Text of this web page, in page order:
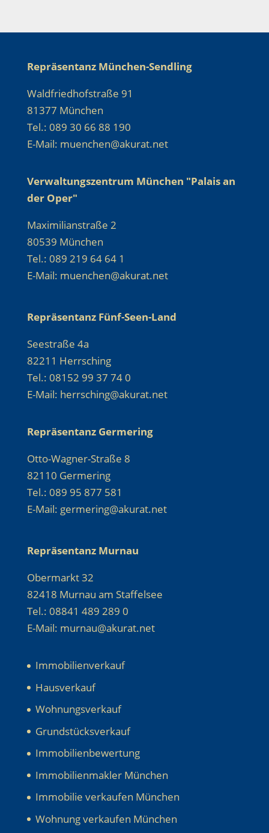
Repräsentanz München-Sendling
Waldfriedhofstraße 91
81377 München
Tel.: 089 30 66 88 190
E-Mail: muenchen@akurat.net
Verwaltungszentrum München "Palais an
der Oper"
Maximilianstraße 2
80539 München
Tel.: 089 219 64 64 1
E-Mail: muenchen@akurat.net
Repräsentanz Fünf-Seen-Land
Seestraße 4a
82211 Herrsching
Tel.: 08152 99 37 74 0
E-Mail: herrsching@akurat.net
Repräsentanz Germering
Otto-Wagner-Straße 8
82110 Germering
Tel.: 089 95 877 581
E-Mail: germering@akurat.net
Repräsentanz Murnau
Obermarkt 32
82418 Murnau am Staffelsee
Tel.: 08841 489 289 0
E-Mail: murnau@akurat.net
Immobilienverkauf
Hausverkauf
Wohnungsverkauf
Grundstücksverkauf
Immobilienbewertung
Immobilienmakler München
Immobilie verkaufen München
Wohnung verkaufen München